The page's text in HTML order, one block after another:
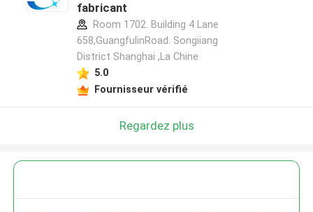
fabricant
Room 1702. Building 4 Lane
658,GuangfulinRoad. Songiiang
District Shanghai ,La Chine
5.0
Fournisseur vérifié
Regardez plus